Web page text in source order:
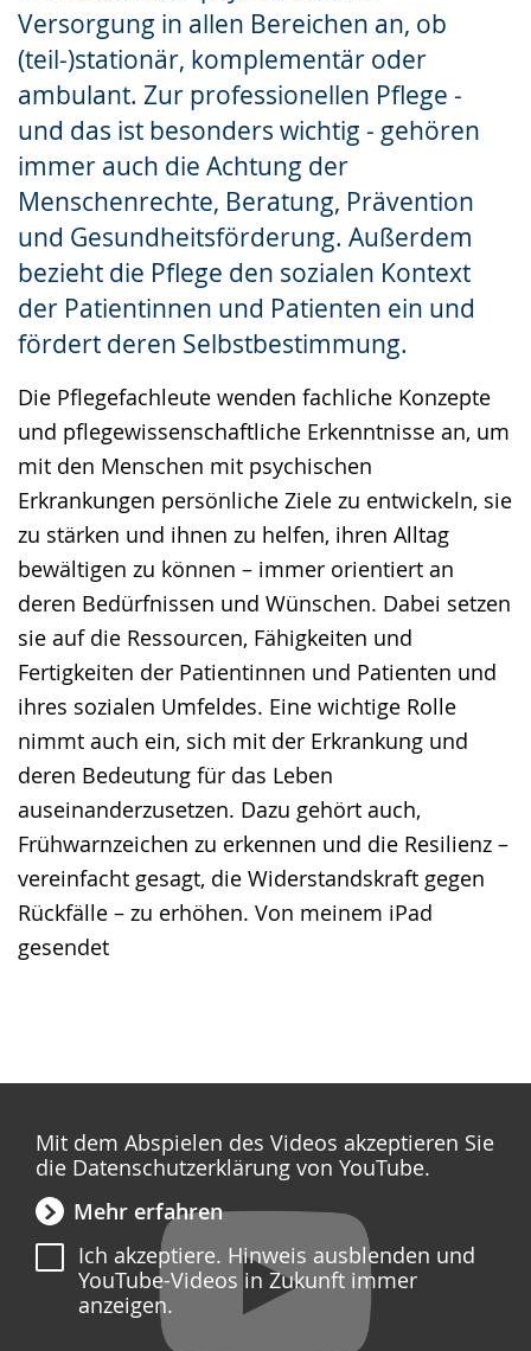
Versorgung in allen Bereichen an, ob
(teil-)stationär, komplementär oder
ambulant. Zur professionellen Pflege -
und das ist besonders wichtig - gehören
immer auch die Achtung der
Menschenrechte, Beratung, Prävention
und Gesundheitsförderung. Außerdem
bezieht die Pflege den sozialen Kontext
der Patientinnen und Patienten ein und
fördert deren Selbstbestimmung.
Die Pflegefachleute wenden fachliche Konzepte
und pflegewissenschaftliche Erkenntnisse an, um
mit den Menschen mit psychischen
Erkrankungen persönliche Ziele zu entwickeln, sie
zu stärken und ihnen zu helfen, ihren Alltag
bewältigen zu können – immer orientiert an
deren Bedürfnissen und Wünschen. Dabei setzen
sie auf die Ressourcen, Fähigkeiten und
Fertigkeiten der Patientinnen und Patienten und
ihres sozialen Umfeldes. Eine wichtige Rolle
nimmt auch ein, sich mit der Erkrankung und
deren Bedeutung für das Leben
auseinanderzusetzen. Dazu gehört auch,
Frühwarnzeichen zu erkennen und die Resilienz –
vereinfacht gesagt, die Widerstandskraft gegen
Rückfälle – zu erhöhen. Von meinem iPad
gesendet
Mit dem Abspielen des Videos akzeptieren Sie
die Datenschutzerklärung von YouTube.
Mehr erfahren
Ich akzeptiere. Hinweis ausblenden und
YouTube-Videos in Zukunft immer
anzeigen.